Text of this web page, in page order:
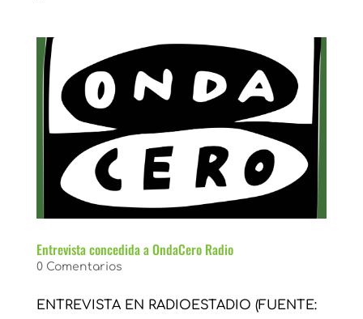
Entrevista concedida a OndaCero Radio
0 Comentarios
ENTREVISTA EN RADIOESTADIO (FUENTE: